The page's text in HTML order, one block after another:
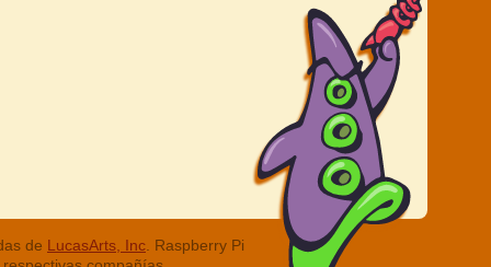
de LucasArts, Inc . Raspberry Pi